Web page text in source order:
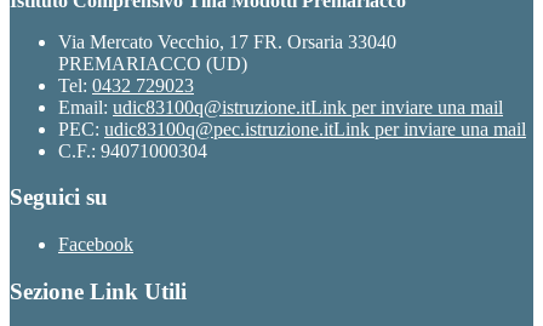
Via Mercato Vecchio, 17 FR. Orsaria 33040
PREMARIACCO (UD)
Tel: 0432 729023
Email: udic83100q@istruzione.itLink per inviare una mail
PEC: udic83100q@pec.istruzione.itLink per inviare una mail
C.F.: 94071000304
Seguici su
Facebook
Sezione Link Utili